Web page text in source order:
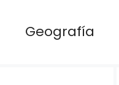
Geografía